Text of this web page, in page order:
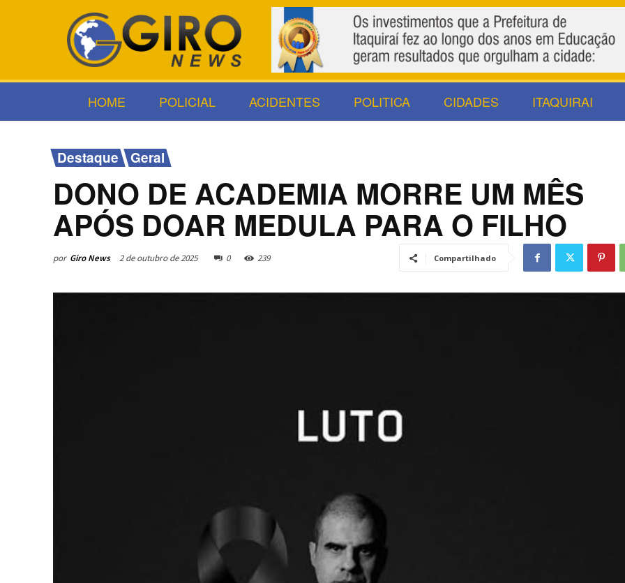
HOME POLICIAL ACIDENTES POLITICA CIDADES ITAQUIRAI
Destaque Geral
DONO DE ACADEMIA MORRE UM MÊS
APÓS DOAR MEDULA PARA O FILHO
por Giro News 2 de outubro de 2025 0 239 Compartilhado